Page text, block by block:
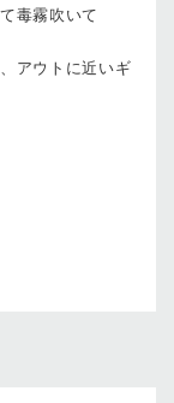
毒霧吹いて
アウトに近いギ